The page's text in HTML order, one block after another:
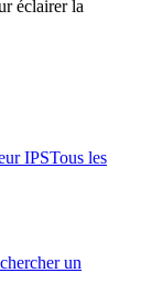
éclairer la
IPSTous les
un